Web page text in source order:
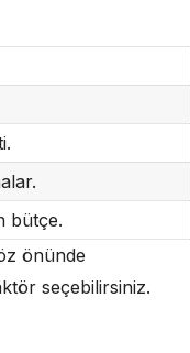
bütçe.
önünde
seçebilirsiniz.